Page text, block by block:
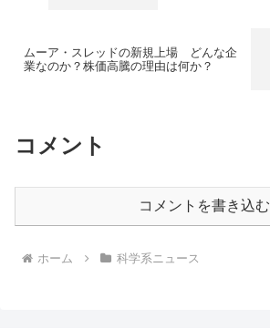
ムーア・スレッドの新規上場 どんな企
業なのか？株価高騰の理由は何か？
コメント
コメントを書き込む
ホーム 科学系ニュース